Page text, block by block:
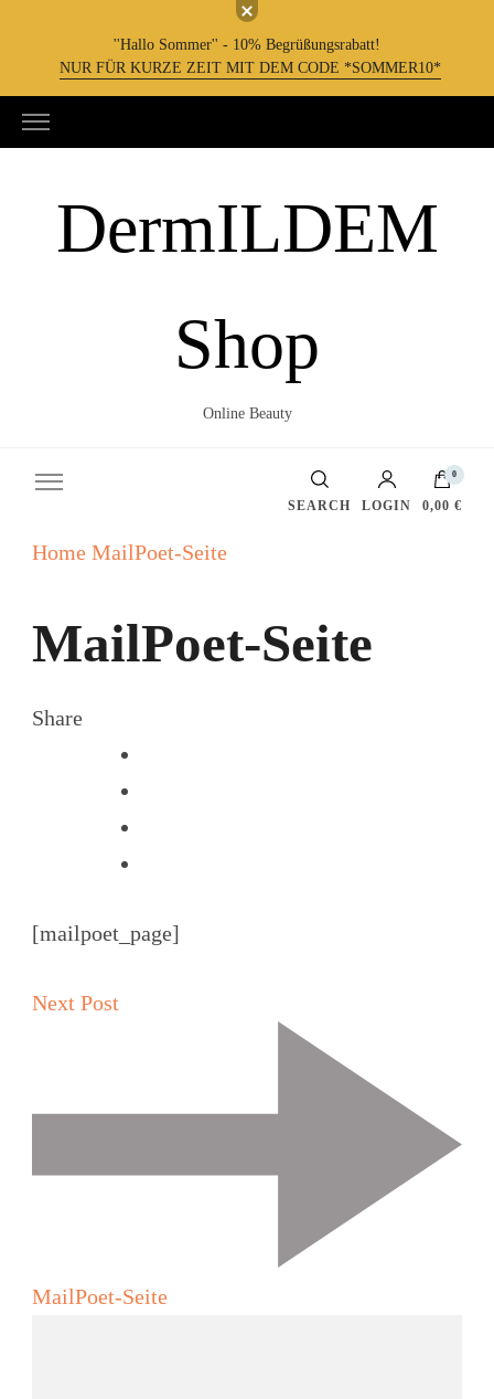
''Hallo Sommer'' - 10% Begrüßungsrabatt!
NUR FÜR KURZE ZEIT MIT DEM CODE *SOMMER10*
DermILDEM
Shop
Online Beauty
SEARCH LOGIN
0
0,00 €
Home MailPoet-Seite
MailPoet-Seite
Share
[mailpoet_page]
Post
Next Post
MailPoet-Seite